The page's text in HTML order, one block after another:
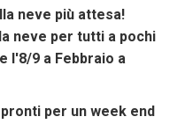
neve più attesa!
neve per tutti a pochi
l'8/9 a Febbraio a
per un week end